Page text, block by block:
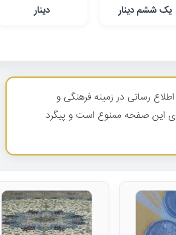
یک ششم دینار دینار
رسانی در زمینه فرهنگی و
این صفحه ممنوع است و پیگرد